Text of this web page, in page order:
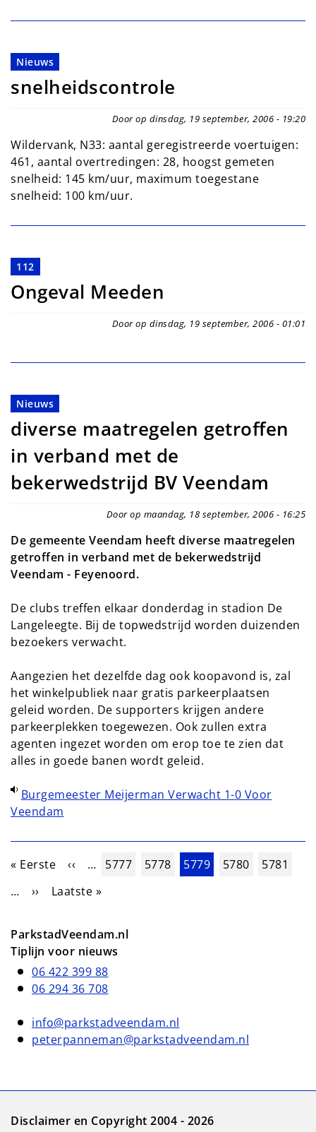
Nieuws
snelheidscontrole
Door op dinsdag, 19 september, 2006 - 19:20
Wildervank, N33: aantal geregistreerde voertuigen:
461, aantal overtredingen: 28, hoogst gemeten
snelheid: 145 km/uur, maximum toegestane
snelheid: 100 km/uur.
112
Ongeval Meeden
Door op dinsdag, 19 september, 2006 - 01:01
Nieuws
diverse maatregelen getroffen
in verband met de
bekerwedstrijd BV Veendam
Door op maandag, 18 september, 2006 - 16:25
De gemeente Veendam heeft diverse maatregelen
getroffen in verband met de bekerwedstrijd
Veendam - Feyenoord.
De clubs treffen elkaar donderdag in stadion De
Langeleegte. Bij de topwedstrijd worden duizenden
bezoekers verwacht.
Aangezien het dezelfde dag ook koopavond is, zal
het winkelpubliek naar gratis parkeerplaatsen
geleid worden. De supporters krijgen andere
parkeerplekken toegewezen. Ook zullen extra
agenten ingezet worden om erop toe te zien dat
alles in goede banen wordt geleid.
Burgemeester Meijerman Verwacht 1-0 Voor
Veendam
Paginering
Eerste pagina
« Eerste Vorige pagina
‹‹ … Pagina
5777 Pagina
5778 Huidige pagina
5779 Pagina
5780 Pagina
5781
…
Volgende pagina
›› Laatste pagina
Laatste »
ParkstadVeendam.nl
Tiplijn voor nieuws
06 422 399 88
06 294 36 708
info@parkstadveendam.nl
peterpanneman@parkstadveendam.nl
Disclaimer en Copyright 2004 - 2026